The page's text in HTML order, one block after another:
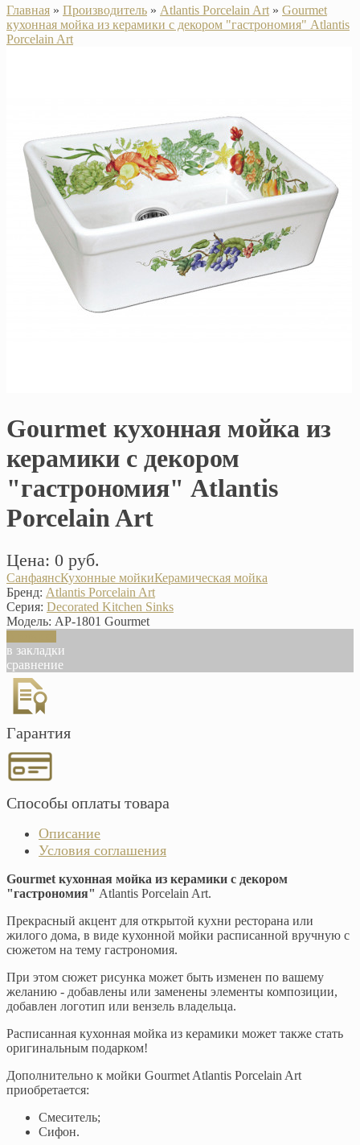
Главная » Производитель » Atlantis Porcelain Art » Gourmet
кухонная мойка из керамики с декором "гастрономия" Atlantis
Porcelain Art
Gourmet кухонная мойка из
керамики с декором
"гастрономия" Atlantis
Porcelain Art
Цена: 0 руб.
СанфаянсКухонные мойкиКерамическая мойка
Бренд: Atlantis Porcelain Art
Серия: Decorated Kitchen Sinks
Модель: AP-1801 Gourmet
в закладки
сравнение
Гарантия
Способы оплаты товара
Описание
Условия соглашения
Gourmet кухонная мойка из керамики с декором
"гастрономия" Atlantis Porcelain Art.
Прекрасный акцент для открытой кухни ресторана или
жилого дома, в виде кухонной мойки расписанной вручную с
сюжетом на тему гастрономия.
При этом сюжет рисунка может быть изменен по вашему
желанию - добавлены или заменены элементы композиции,
добавлен логотип или вензель владельца.
Расписанная кухонная мойка из керамики может также стать
оригинальным подарком!
Дополнительно к мойки Gourmet Atlantis Porcelain Art
приобретается:
Смеситель;
Сифон.